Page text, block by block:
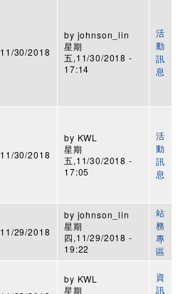
11/30/2018
by johnson_lin
星期
五,11/30/2018 -
17:14
活
動
訊
息
11/30/2018
by KWL
星期
五,11/30/2018 -
17:05
活
動
訊
息
11/29/2018
by johnson_lin
星期
四,11/29/2018 -
19:22
站
務
專
區
by KWL
星期
資
訊